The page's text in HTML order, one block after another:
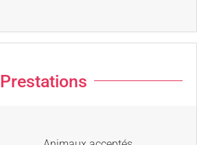
Prestations